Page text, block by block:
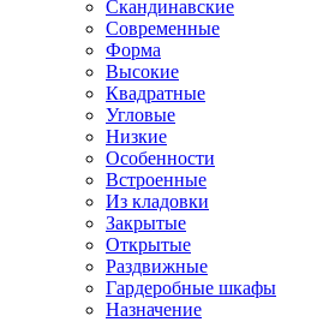
Скандинавские
Современные
Форма
Высокие
Квадратные
Угловые
Низкие
Особенности
Встроенные
Из кладовки
Закрытые
Открытые
Раздвижные
Гардеробные шкафы
Назначение